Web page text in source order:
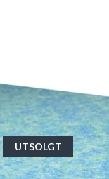
UTSOLGT